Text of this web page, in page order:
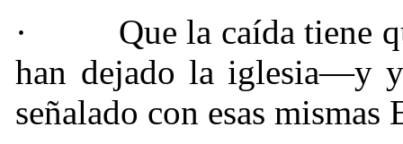
·
Que la caída tiene
han dejado la iglesia—y
señalado con esas mismas